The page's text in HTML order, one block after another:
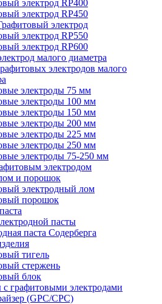
электрод RP400
электрод RP450
электрод
электрод RP550
электрод RP600
малого диаметра
электродов малого
электроды 75 мм
электроды 100 мм
электроды 150 мм
электроды 200 мм
электроды 225 мм
электроды 250 мм
электроды 75-250 мм
электродом
и порошок
электродный лом
порошок
пасты
паста Содерберга
тигель
стержень
блок
графитовыми электродами
(GPC/CPC)